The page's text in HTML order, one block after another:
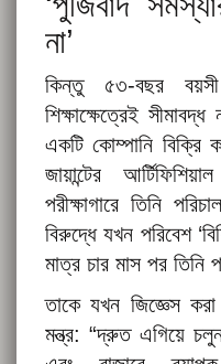
না’
কিন্তু ৫৩-বছর
শিক্ষাক্ষেত্রেই
একটি কোম্পানি
জায়ান্টের
পরীক্ষাগারে তিনি
বিরুদ্ধে যখন পরিবেশ
মাত্র চার মাস পর তিনি
তাকে যখন জিজ্ঞেস
মন্ত্র: “দ্রুত এগিয়ে